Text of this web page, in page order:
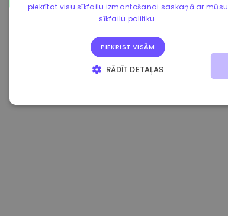
0.080659000 € -4.80%
piekrītat visu sīkfailu izmantošanai saskaņā ar mūsu
sīkfailu politiku.
PIEKRIST VISĀM
RĀDĪT DETAĻAS